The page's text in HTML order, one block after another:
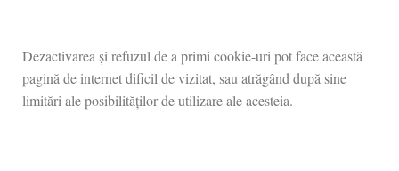
Dezactivarea și refuzul de a primi cookie-uri pot face această
pagină de internet dificil de vizitat, sau atrăgând după sine
limitări ale posibilităților de utilizare ale acesteia.